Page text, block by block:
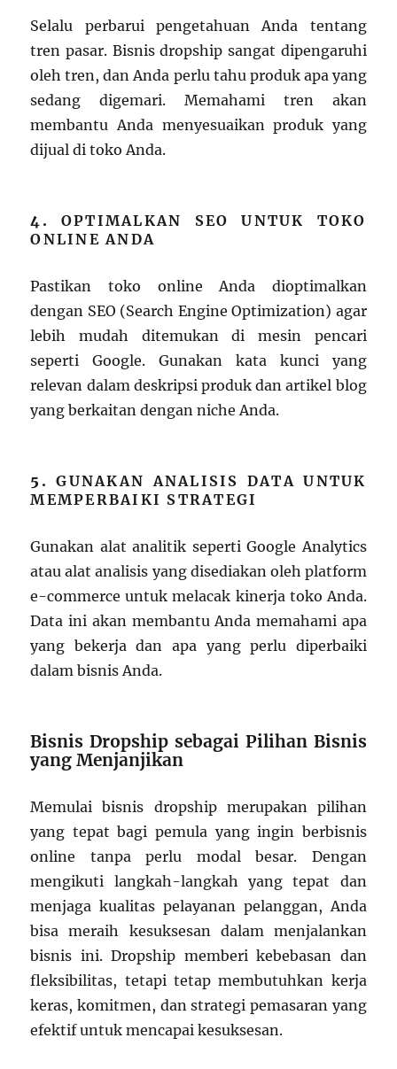
Selalu perbarui pengetahuan Anda tentang
tren pasar. Bisnis dropship sangat dipengaruhi
oleh tren, dan Anda perlu tahu produk apa yang
sedang digemari. Memahami tren akan
membantu Anda menyesuaikan produk yang
dijual di toko Anda.
4. OPTIMALKAN SEO UNTUK TOKO
ONLINE ANDA
Pastikan toko online Anda dioptimalkan
dengan SEO (Search Engine Optimization) agar
lebih mudah ditemukan di mesin pencari
seperti Google. Gunakan kata kunci yang
relevan dalam deskripsi produk dan artikel blog
yang berkaitan dengan niche Anda.
5.GUNAKAN ANALISIS DATA UNTUK
MEMPERBAIKI STRATEGI
Gunakan alat analitik seperti Google Analytics
atau alat analisis yang disediakan oleh platform
e-commerce untuk melacak kinerja toko Anda.
Data ini akan membantu Anda memahami apa
yang bekerja dan apa yang perlu diperbaiki
dalam bisnis Anda.
Bisnis Dropship sebagai Pilihan Bisnis
yang Menjanjikan
Memulai bisnis dropship merupakan pilihan
yang tepat bagi pemula yang ingin berbisnis
online tanpa perlu modal besar. Dengan
mengikuti langkah-langkah yang tepat dan
menjaga kualitas pelayanan pelanggan, Anda
bisa meraih kesuksesan dalam menjalankan
bisnis ini. Dropship memberi kebebasan dan
fleksibilitas, tetapi tetap membutuhkan kerja
keras, komitmen, dan strategi pemasaran yang
efektif untuk mencapai kesuksesan.